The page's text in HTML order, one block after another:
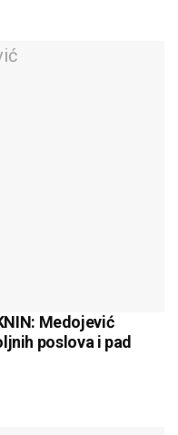
Medojević
poslova i pad